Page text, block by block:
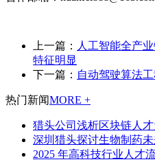
上一篇： 人工智能全产
特征明显
下一篇： 自动驾驶算法
热门新闻MORE +
猎头公司浅析区块链人
深圳猎头探讨生物制药
2025 年高科技行业人才